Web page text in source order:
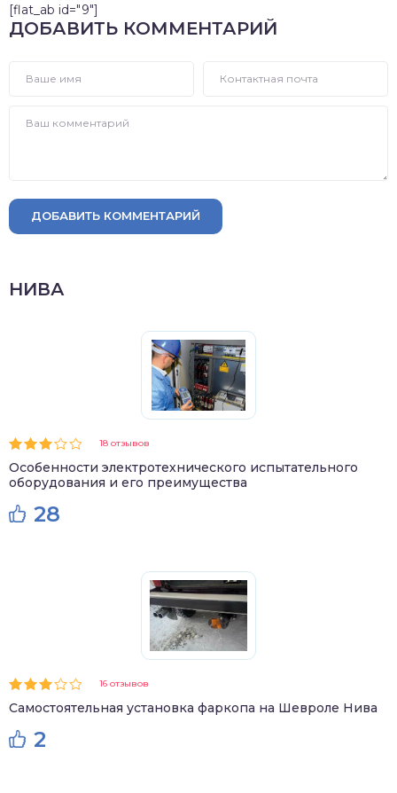
[flat_ab id="9"]
ДОБАВИТЬ КОММЕНТАРИЙ
ДОБАВИТЬ КОММЕНТАРИЙ
НИВА
18 отзывов
Особенности электротехнического испытательного
оборудования и его преимущества
28
16 отзывов
Самостоятельная установка фаркопа на Шевроле Нива
2